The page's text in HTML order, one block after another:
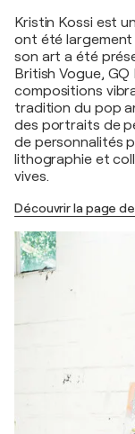
Kristin Kossi est
ont été largement
son art a été
British Vogue,
compositions
tradition du pop
des portraits de
de personnalités
lithographie et
vives.
Découvrir la page